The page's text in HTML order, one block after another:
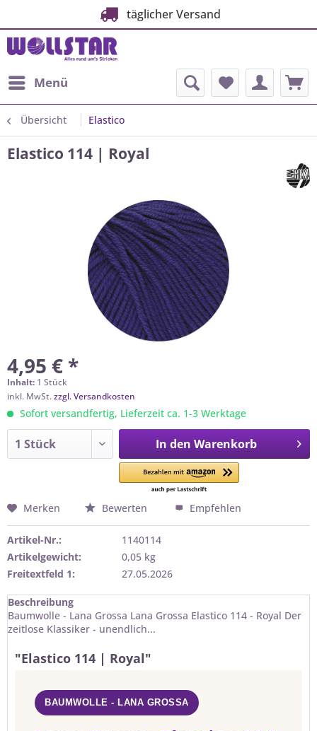
täglicher Versand
Menü
Übersicht Elastico
Elastico 114 | Royal
4,95 € *
Inhalt: 1 Stück
inkl. MwSt.zzgl. Versandkosten
Sofort versandfertig, Lieferzeit ca. 1-3 Werktage
In den Warenkorb
Merken Bewerten Empfehlen
Artikel-Nr.:
1140114
Artikelgewicht:
0,05 kg
Freitextfeld 1:
27.05.2026
Beschreibung
Baumwolle - Lana Grossa Lana Grossa Elastico 114 - Royal Der
zeitlose Klassiker - unendlich...
"Elastico 114 | Royal"
BAUMWOLLE - LANA GROSSA